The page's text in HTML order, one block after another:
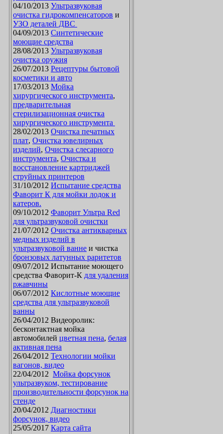
04/10/2013 Ультразвуковая
очистка гидрокомпенсаторов и
УЗО деталей ДВС
04/09/2013 Синтетические
моющие средства
28/08/2013 Ультразвуковая
очистка оружия
26/07/2013 Рецептуры бытовой
косметики и авто
17/03/2013 Мойка
хирургического инструмента,
предварительная
стерилизационная очистка
хирургического инструмента
28/02/2013 Очистка печатных
плат, Очистка ювелирных
изделий, Очистка слесарного
инструмента, Очистка и
восстановление картриджей
струйных принтеров
31/10/2012 Испытание средства
Фаворит К для мойки лодок и
катеров.
09/10/2012 Фаворит Ультра Red
для ультразвуковой очистки
21/07/2012 Очистка антикварных
медных изделий в
ультразвуковой ванне и чистка
бронзовых латунных раритетов
09/07/2012 Испытание моющего
средства Фаворит-К для удаления
ржавчины
06/07/2012 Кислотные моющие
средства для ультразвуковой
ванны
26/04/2012 Видеоролик:
бесконтактная мойка
автомобилей цветная пена, белая
активная пена
26/04/2012 Технологии мойки
вагонов, видео
22/04/2012 Мойка форсунок
ультразвуком, тестирование
производительности форсунок на
стенде
20/04/2012 Диагностики
форсунок, видео
25/05/2017 Карта сайта